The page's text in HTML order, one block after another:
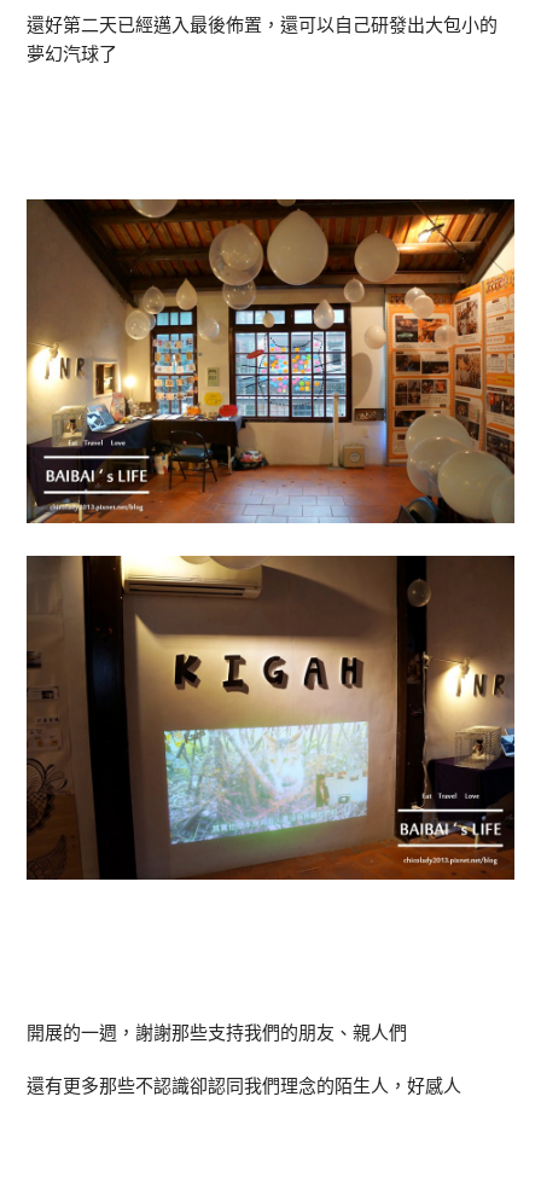
還好第二天已經邁入最後佈置，還可以自己研發出大包小的
夢幻汽球了
開展的一週，謝謝那些支持我們的朋友、親人們
還有更多那些不認識卻認同我們理念的陌生人，好感人